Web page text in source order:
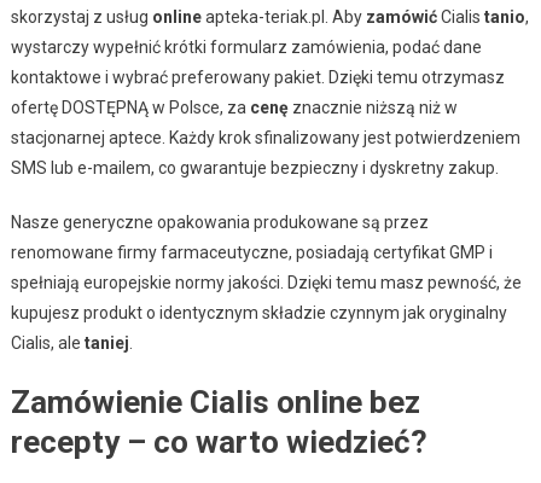
skorzystaj z usług onlineapteka-teriak.pl. Aby zamówićCialis tanio,
wystarczy wypełnić krótki formularz zamówienia, podać dane
kontaktowe i wybrać preferowany pakiet. Dzięki temu otrzymasz
ofertę DOSTĘPNĄ w Polsce, za cenęznacznie niższą niż w
stacjonarnej aptece. Każdy krok sfinalizowany jest potwierdzeniem
SMS lub e-mailem, co gwarantuje bezpieczny i dyskretny zakup.
Nasze generyczne opakowania produkowane są przez
renomowane firmy farmaceutyczne, posiadają certyfikat GMP i
spełniają europejskie normy jakości. Dzięki temu masz pewność, że
kupujesz produkt o identycznym składzie czynnym jak oryginalny
Cialis, ale taniej
Zamówienie Cialis online bez
recepty – co warto wiedzieć?